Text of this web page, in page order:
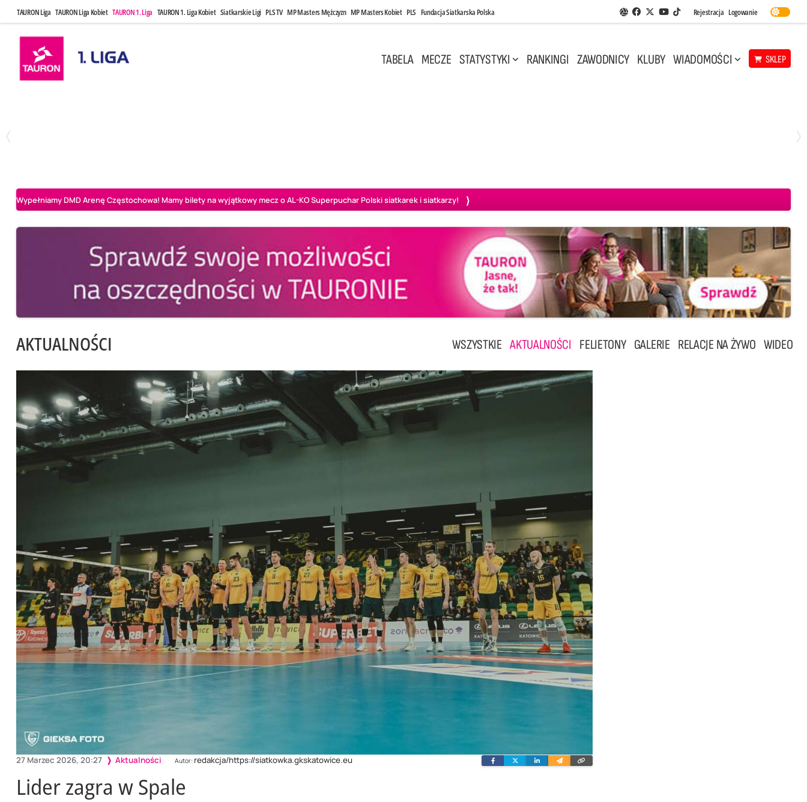
TAURON Liga TAURON Liga Kobiet TAURON 1. Liga TAURON 1. Liga Kobiet Siatkarskie Ligi PLS TV MP Masters Mężczyzn MP Masters Kobiet PLS Fundacja Siatkarska Polska Aplikacja Siatkarskie Ligi
Facebook
Twitter
Youtube
TikTok
Rejestracja Logowanie
TABELA MECZE STATYSTYKI RANKINGI ZAWODNICY KLUBY WIADOMOŚCI SKLEP
Wypełniamy DMD Arenę Częstochowa! Mamy bilety na wyjątkowy mecz o AL-KO Superpuchar Polski siatkarek i siatkarzy!
AKTUALNOŚCI WSZYSTKIE AKTUALNOŚCI FELIETONY GALERIE RELACJE NA ŻYWO WIDEO
27 Marzec 2026, 20:27 Aktualności Autor: redakcja/https://siatkowka.gkskatowice.eu FacebookTwitterLinkedinWyślij
e-
link
Lider zagra w Spale